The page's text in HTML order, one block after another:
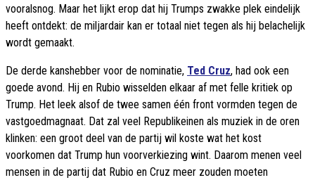
vooralsnog. Maar het lijkt erop dat hij Trumps zwakke plek eindelijk
heeft ontdekt: de miljardair kan er totaal niet tegen als hij belachelijk
wordt gemaakt.
De derde kanshebber voor de nominatie, Ted Cruz, had ook een
goede avond. Hij en Rubio wisselden elkaar af met felle kritiek op
Trump. Het leek alsof de twee samen één front vormden tegen de
vastgoedmagnaat. Dat zal veel Republikeinen als muziek in de oren
klinken: een groot deel van de partij wil koste wat het kost
voorkomen dat Trump hun voorverkiezing wint. Daarom menen veel
mensen in de partij dat Rubio en Cruz meer zouden moeten